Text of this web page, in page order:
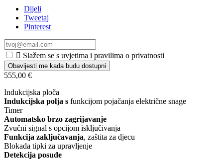
Dijeli
Tweetaj
Pinterest
 Slažem se s uvjetima i pravilima o privatnosti
Obavijesti me kada budu dostupni
555,00 €
Indukcijska ploča
Indukcijska polja s funkcijom pojačanja električne snage
Timer
Automatsko brzo zagrijavanje
Zvučni signal s opcijom isključivanja
Funkcija zaključavanja, zaštita za djecu
Blokada tipki za upravljenje
Detekcija posude